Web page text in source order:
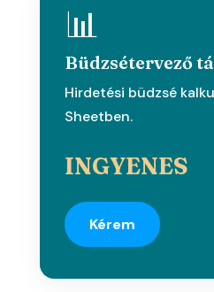
📊
Büdzsétervező
Hirdetési büdzsé
Sheetben.
INGYENES
Kérem